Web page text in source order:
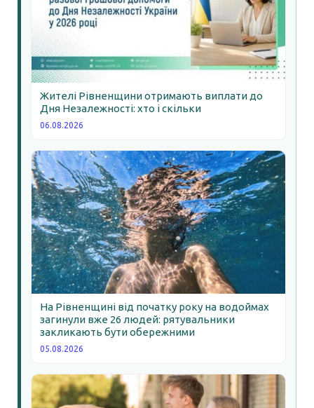
Жителі Рівненщини отримають виплати до
Дня Незалежності: хто і скільки
06.08.2026
На Рівненщині від початку року на водоймах
загинули вже 26 людей: рятувальники
закликають бути обережними
05.08.2026